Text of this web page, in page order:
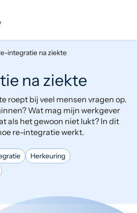
integratie na ziekte
na ziekte
roept bij veel mensen vragen op.
Wat mag mijn werkgever
als het gewoon niet lukt? In dit
re-integratie werkt.
Herkeuring